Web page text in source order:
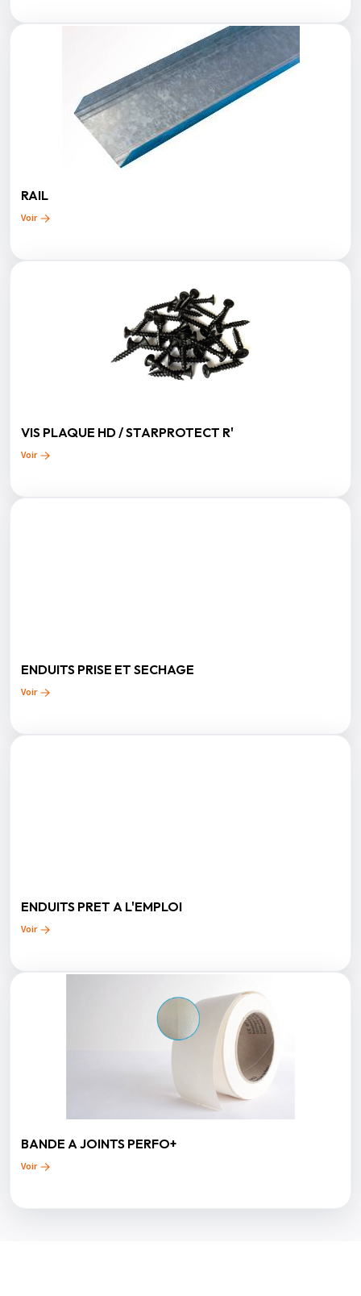
RAIL
Voir
VIS PLAQUE HD / STARPROTECT R'
Voir
ENDUITS PRISE ET SECHAGE
Voir
ENDUITS PRET A L'EMPLOI
Voir
BANDE A JOINTS PERFO+
Voir